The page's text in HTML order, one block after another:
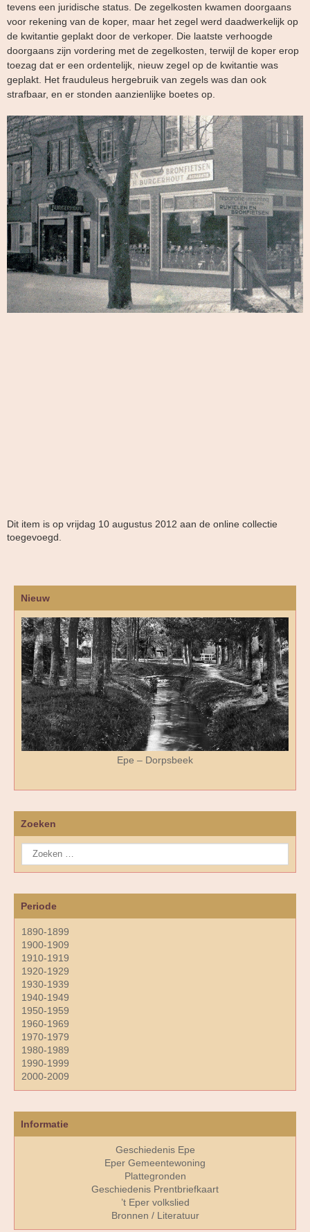
tevens een juridische status. De zegelkosten kwamen doorgaans
voor rekening van de koper, maar het zegel werd daadwerkelijk op
de kwitantie geplakt door de verkoper. Die laatste verhoogde
doorgaans zijn vordering met de zegelkosten, terwijl de koper erop
toezag dat er een ordentelijk, nieuw zegel op de kwitantie was
geplakt. Het frauduleus hergebruik van zegels was dan ook
strafbaar, en er stonden aanzienlijke boetes op.
Dit item is op vrijdag 10 augustus 2012 aan de online collectie
toegevoegd.
Nieuw
Epe – Dorpsbeek
Zoeken
Periode
1890-1899
1900-1909
1910-1919
1920-1929
1930-1939
1940-1949
1950-1959
1960-1969
1970-1979
1980-1989
1990-1999
2000-2009
Informatie
Geschiedenis Epe
Eper Gemeentewoning
Plattegronden
Geschiedenis Prentbriefkaart
’t Eper volkslied
Bronnen / Literatuur